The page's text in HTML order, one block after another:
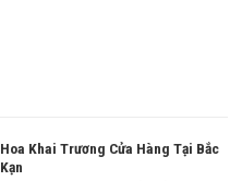
Hoa Khai Trương Cửa Hàng Tại Bắc
Kạn